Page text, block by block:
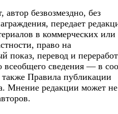
автор безвозмездно, без
передает
в коммерческих или
право на
показ, перевод и
всеобщего сведения — в
Правила публикации
Мнение редакции может не